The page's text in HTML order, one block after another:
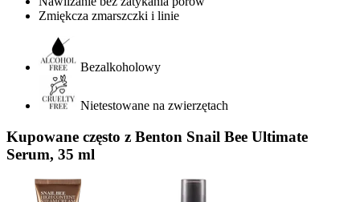
Zmiękcza zmarszczki i linie
Bezalkoholowy
Nietestowane na zwierzętach
Kupowane często z Benton Snail Bee Ultimate
Serum, 35 ml